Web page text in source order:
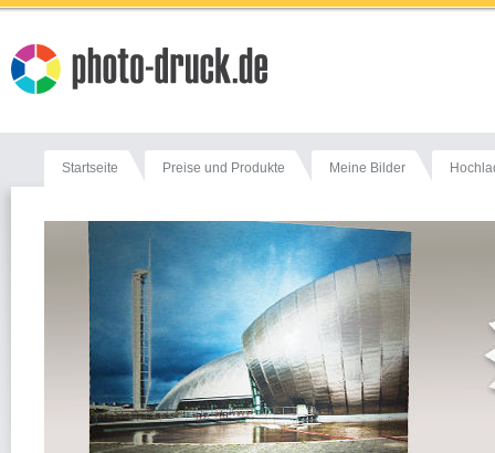
Startseite Preise und Produkte Meine Bilder